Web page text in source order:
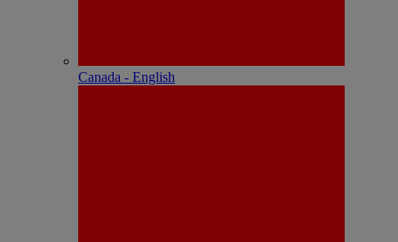
Canada - English